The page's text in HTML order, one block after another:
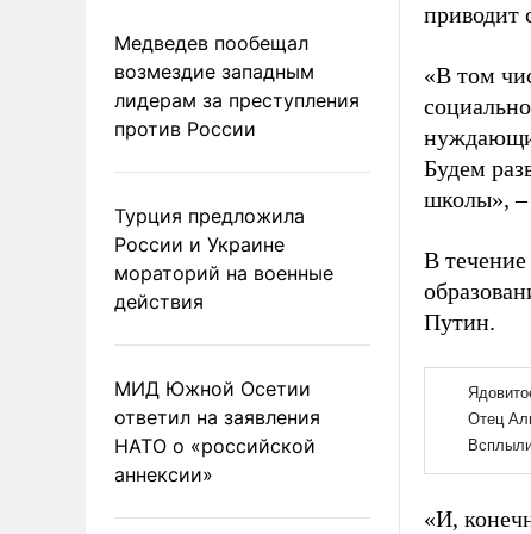
Медведев пообещал
возмездие западным
лидерам за преступления
против России
Турция предложила
России и Украине
мораторий на военные
действия
МИД Южной Осетии
ответил на заявления
НАТО о «российской
аннексии»
приводит
«В том
Будем
школы», –
В
Путин.
«И,